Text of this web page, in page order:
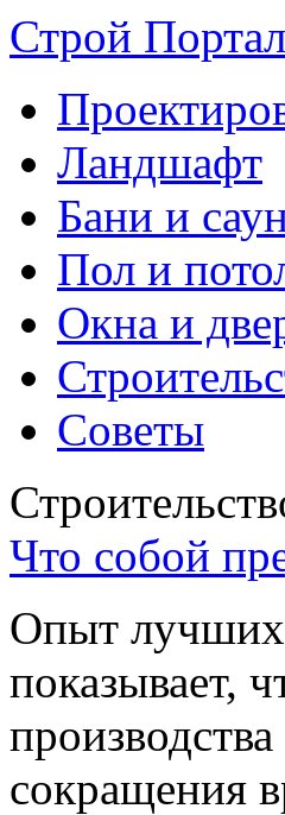
Строй Портал
Ландшафт
Бани и
Пол и
Окна и
Советы
Что собой
Опыт лучших
показывает,
сокращения